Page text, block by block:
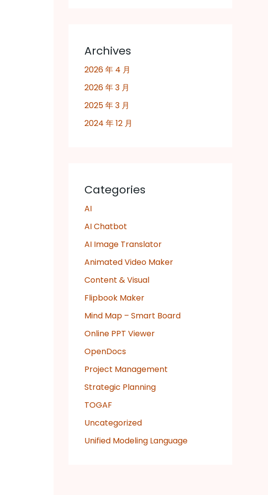
Archives
2026 年 4 月
2026 年 3 月
2025 年 3 月
2024 年 12 月
Categories
AI
AI Chatbot
AI Image Translator
Animated Video Maker
Content & Visual
Flipbook Maker
Mind Map – Smart Board
Online PPT Viewer
OpenDocs
Project Management
Strategic Planning
TOGAF
Uncategorized
Unified Modeling Language